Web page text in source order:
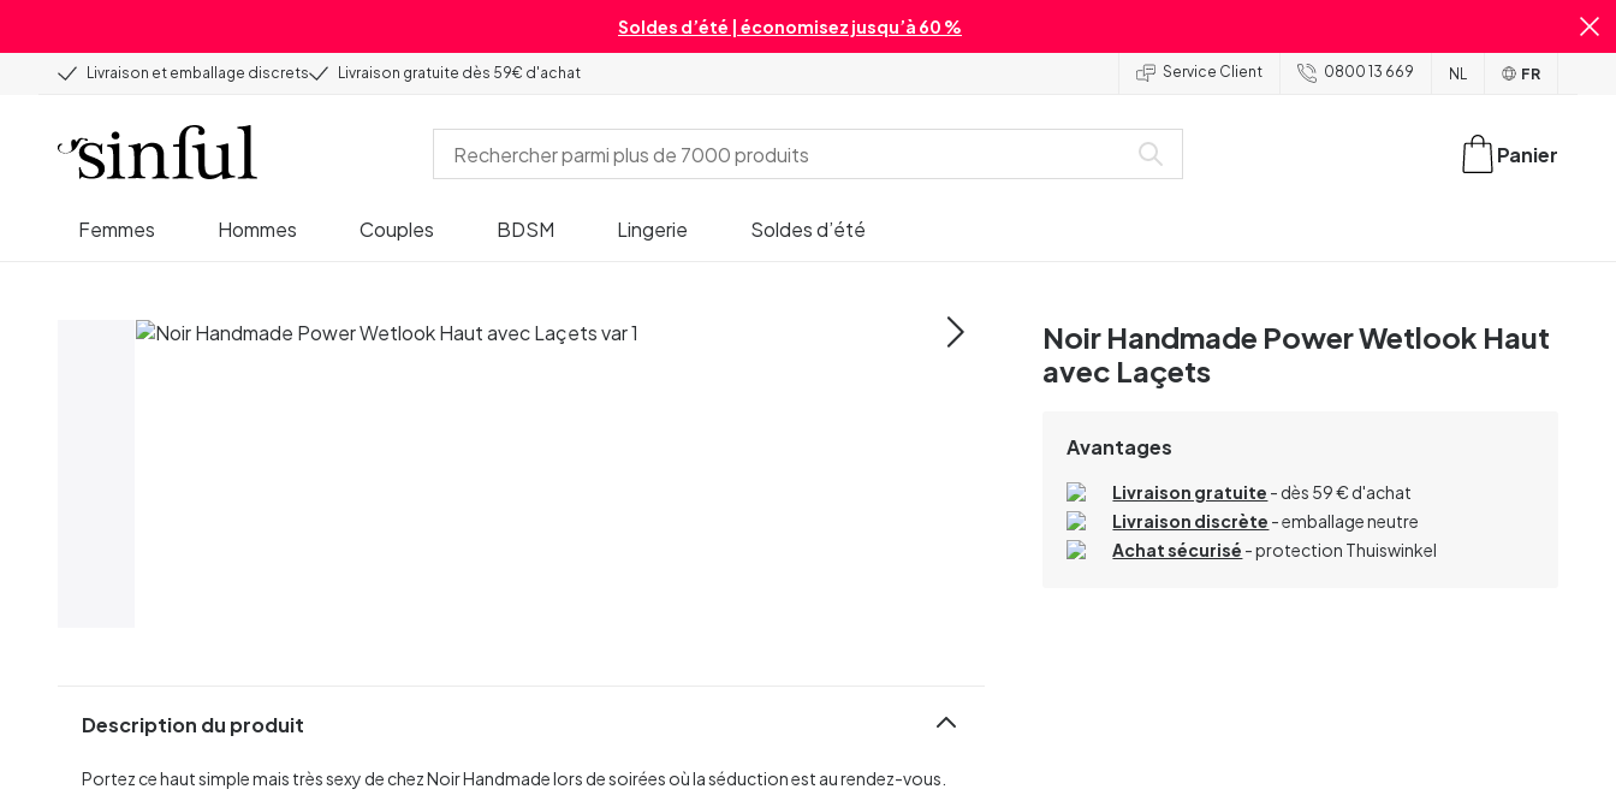
Soldes d’été | économisez jusqu’à 60 %
Livraison et emballage discrets Livraison gratuite dès 59€ d'achat Service Client 0800 13 669 NL FR
Femmes Hommes Couples BDSM Lingerie Soldes d’été
Panier
Noir Handmade Power Wetlook Haut
avec Laçets
Avantages
Livraison gratuite - dès 59 € d'achat
Livraison discrète - emballage neutre
Achat sécurisé - protection Thuiswinkel
Description du produit
Portez ce haut simple mais très sexy de chez Noir Handmade lors de soirées où la séduction est au rendez-vous.